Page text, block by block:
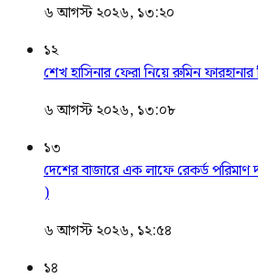
৬ আগস্ট ২০২৬, ১৩:২০
১২
শেখ হাসিনার ফেরা নিয়ে রুমিন
৬ আগস্ট ২০২৬, ১৩:০৮
১৩
দেশের বাজারে এক লাফে রেকর্ড
)
৬ আগস্ট ২০২৬, ১২:৫৪
১৪